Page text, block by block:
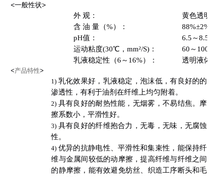
<一般性状>
外 观：
黄色透明
含 油 量（%）：
88%±2%
pH值： 6.5 ～8.5
运动粘度(30℃ ，mm²/S) ： 60 ～ 100
乳液稳定性（6 ～ 16%）： 透明液体
<产品特性>
1) 乳化效果好，乳液稳定，泡沫低，有良好的的
渗透性，有利于油剂在纤维上均匀附着。
2) 具有良好的耐热性能，无烟雾，不易结焦。摩
擦系数小，平滑性好。
3) 具有良好的纤维抱合力，无毒，无味，无腐蚀
性。
4) 优异的抗静电性、平滑性和集束性，能保持纤
维与金属间较低的动摩擦，提高纤维与纤维之间
的静摩擦，能有效避免纺丝、织造工序断头和毛